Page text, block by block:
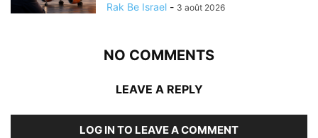
Rak Be Israel - 3 août 2026
NO COMMENTS
LEAVE A REPLY
LOG IN TO LEAVE A COMMENT